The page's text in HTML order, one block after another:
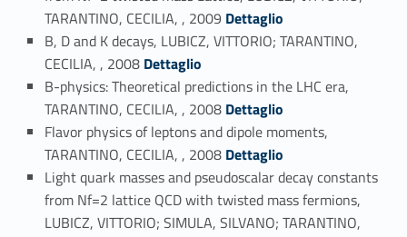
TARANTINO, CECILIA, , 2009 Link identifier #identifier_person_6326-33
Dettaglio
B, D and K decays, LUBICZ, VITTORIO; TARANTINO,
CECILIA, , 2008Link identifier #identifier_person_23055-34
Dettaglio
B-physics: Theoretical predictions in the LHC era,
TARANTINO, CECILIA, , 2008 Link identifier #identifier_person_109495-35
Dettaglio
Flavor physics of leptons and dipole moments,
TARANTINO, CECILIA, , 2008 Link identifier #identifier_person_164954-36
Dettaglio
Light quark masses and pseudoscalar decay constants
from Nf=2 lattice QCD with twisted mass fermions,
LUBICZ, VITTORIO; SIMULA, SILVANO; TARANTINO,